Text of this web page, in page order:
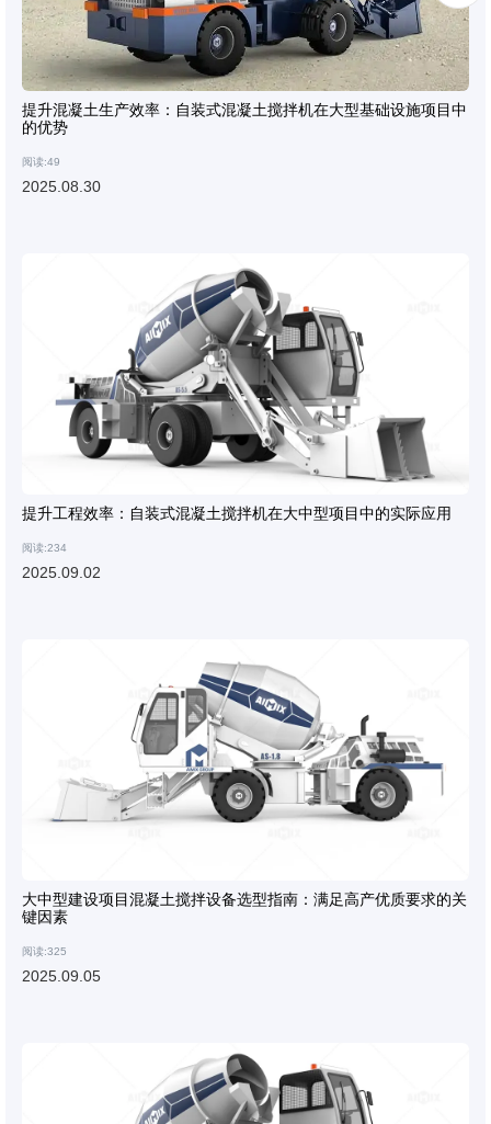
提升混凝土生产效率：自装式混凝土搅拌机在大型基础设施项目中
的优势
阅读:49
2025.08.30
提升工程效率：自装式混凝土搅拌机在大中型项目中的实际应用
阅读:234
2025.09.02
大中型建设项目混凝土搅拌设备选型指南：满足高产优质要求的关
键因素
阅读:325
2025.09.05